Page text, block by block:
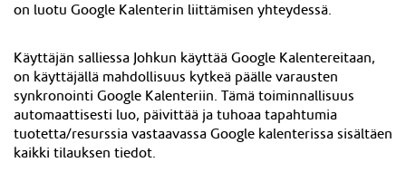
on luotu Google Kalenterin liittämisen yhteydessä.
Käyttäjän salliessa Johkun käyttää Google Kalentereitaan,
on käyttäjällä mahdollisuus kytkeä päälle varausten
synkronointi Google Kalenteriin. Tämä toiminnallisuus
automaattisesti luo, päivittää ja tuhoaa tapahtumia
tuotetta/resurssia vastaavassa Google kalenterissa sisältäen
kaikki tilauksen tiedot.